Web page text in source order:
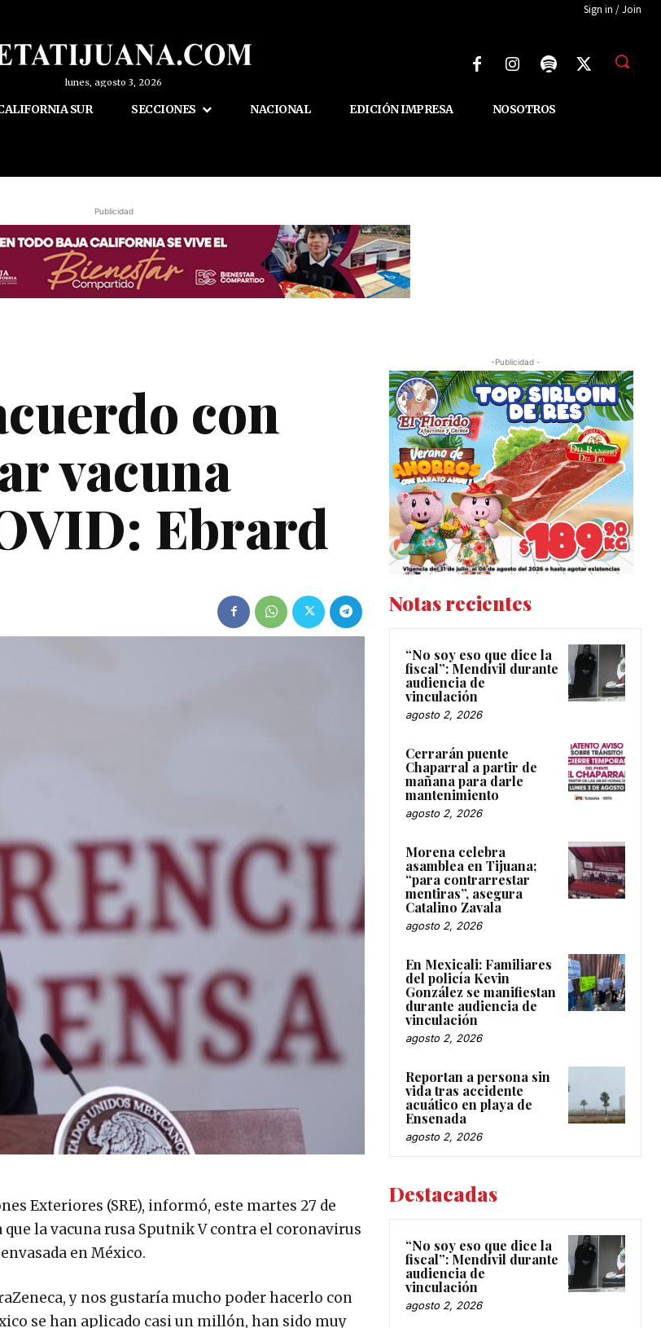
Sign in / Join
lunes, agosto 3, 2026
SUR SECCIONES NACIONAL EDICIÓN IMPRESA NOSOTROS
Publicidad
con
vacuna
Ebrard
Exteriores (SRE), informó, este martes 27 de
la vacuna rusa Sputnik V contra el coronavirus
en México.
y nos gustaría mucho poder hacerlo con
se han aplicado casi un millón, han sido muy
-Publicidad -
Notas recientes
“No soy eso que dice la
fiscal”: Mendívil durante
audiencia de
vinculación
agosto 2, 2026
Cerrarán puente
Chaparral a partir de
mañana para darle
mantenimiento
agosto 2, 2026
Morena celebra
asamblea en Tijuana;
“para contrarrestar
mentiras”, asegura
Catalino Zavala
agosto 2, 2026
En Mexicali: Familiares
del policía Kevin
González se manifiestan
durante audiencia de
vinculación
agosto 2, 2026
Reportan a persona sin
vida tras accidente
acuático en playa de
Ensenada
agosto 2, 2026
Destacadas
“No soy eso que dice la
fiscal”: Mendívil durante
audiencia de
vinculación
agosto 2, 2026